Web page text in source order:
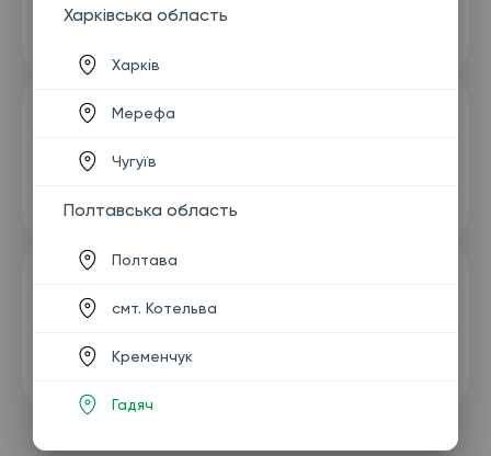
Харківська область
Харків
Мерефа
Чугуїв
Полтавська область
Полтава
смт. Котельва
Кременчук
Гадяч